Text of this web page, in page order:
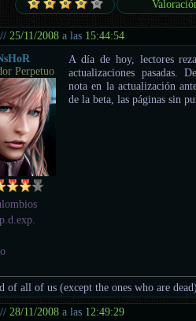
// 25/11/2008 a las 15:44:54
Perpetuo
p.d.exp.
A día de hoy, lectores
actualizaciones pasadas.
nota en la actualización
de la beta, las páginas sin
of all of us (except the ones who are
// 28/11/2008 a las 12:49:29